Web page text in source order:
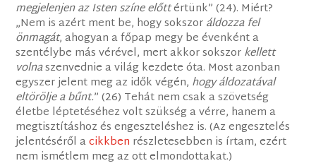
megjelenjen az Isten színe előttértünk” (24). Miért?
„Nem is azért ment be, hogy sokszoráldozza fel
önmagát, ahogyan a főpap megy be évenként a
szentélybe más vérével, mert akkor sokszorkellett
volnaszenvednie a világ kezdete óta. Most azonban
egyszer jelent meg az idők végén, hogy áldozatával
eltörölje a bűnt.” (26) Tehát nem csak a szövetség
életbe léptetéséhez volt szükség a vérre, hanem a
megtisztításhoz és engeszteléshez is. (Az engesztelés
jelentéséről acikkben részletesebben is írtam, ezért
nem ismétlem meg az ott elmondottakat.)